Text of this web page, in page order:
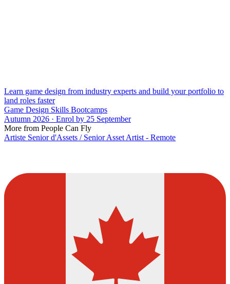
Learn game design from industry experts and build your portfolio to
land roles faster
Game Design Skills Bootcamps
Autumn 2026 · Enrol by 25 September
More from People Can Fly
Artiste Senior d'Assets / Senior Asset Artist - Remote